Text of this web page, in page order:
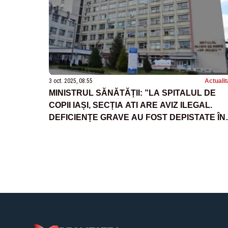
3 oct. 2025, 08:55
MINISTRUL SĂNĂTĂȚII: ”LA SPITALUL DE
COPII IAȘI, SECȚIA ATI ARE AVIZ ILEGAL.
DEFICIENȚE GRAVE AU FOST DEPISTATE ÎN